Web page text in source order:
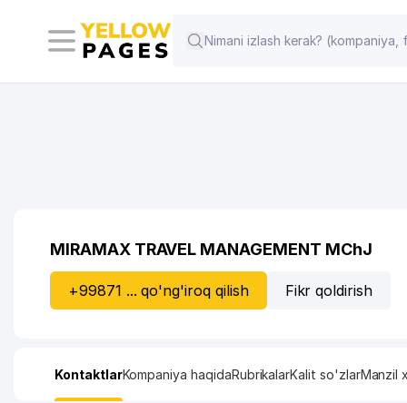
MIRAMAX TRAVEL MANAGEMENT MChJ
+99871 ... qo'ng'iroq qilish Fikr qoldirish
KontaktlarKompaniya haqidaRubrikalarKalit so'zlarManzil